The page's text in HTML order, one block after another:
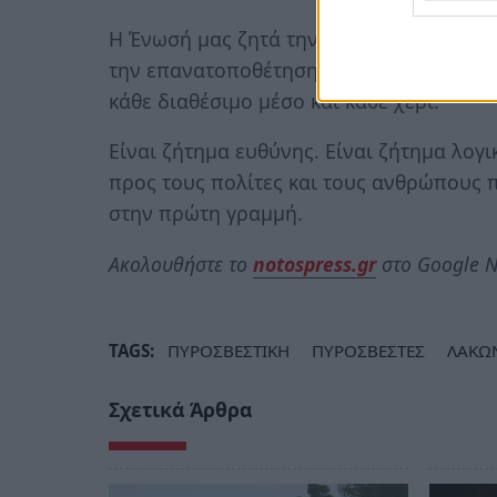
Η Ένωσή μας ζητά την άμεση ανάκληση
την επανατοποθέτηση των διαθέσιμων
κάθε διαθέσιμο μέσο και κάθε χέρι.
Είναι ζήτημα ευθύνης. Είναι ζήτημα
προς τους πολίτες και τους ανθρώπους
στην πρώτη γραμμή.
Ακολουθήστε το notospress.grστο Google
TAGS: ΠΥΡΟΣΒΕΣΤΙΚΗ ΠΥΡΟΣΒΕΣΤΕΣ
Σχετικά Άρθρα